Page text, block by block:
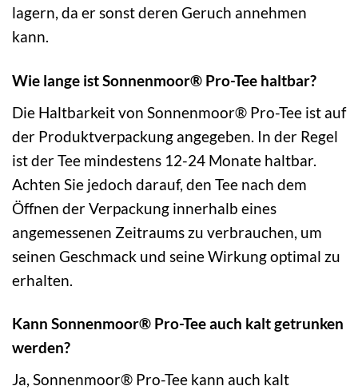
lagern, da er sonst deren Geruch annehmen
kann.
Wie lange ist Sonnenmoor® Pro-Tee haltbar?
Die Haltbarkeit von Sonnenmoor® Pro-Tee ist auf
der Produktverpackung angegeben. In der Regel
ist der Tee mindestens 12-24 Monate haltbar.
Achten Sie jedoch darauf, den Tee nach dem
Öffnen der Verpackung innerhalb eines
angemessenen Zeitraums zu verbrauchen, um
seinen Geschmack und seine Wirkung optimal zu
erhalten.
Kann Sonnenmoor® Pro-Tee auch kalt getrunken
werden?
Ja, Sonnenmoor® Pro-Tee kann auch kalt